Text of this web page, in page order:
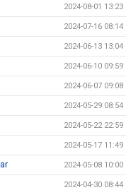
2024-08-01 13:23
2024-07-16 08:14
2024-06-13 13:04
2024-06-10 09:59
2024-06-07 09:08
2024-05-29 08:54
2024-05-22 22:59
2024-05-17 11:49
2024-05-08 10:00
2024-04-30 08:44